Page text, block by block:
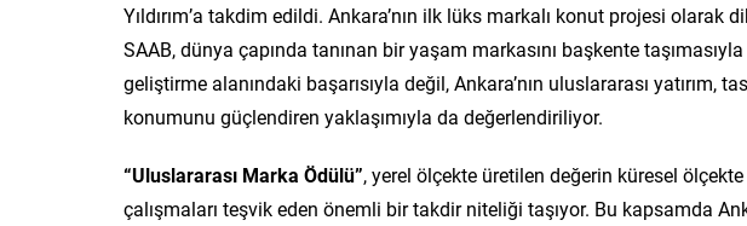
Yıldırım’a takdim edildi. Ankara’nın ilk lüks markalı konut projesi olarak
SAAB, dünya çapında tanınan bir yaşam markasını başkente
geliştirme alanındaki başarısıyla değil, Ankara’nın uluslararası yatırım,
konumunu güçlendiren yaklaşımıyla da değerlendiriliyor.
“Uluslararası Marka Ödülü”, yerel ölçekte üretilen değerin küresel
çalışmaları teşvik eden önemli bir takdir niteliği taşıyor. Bu kapsamda